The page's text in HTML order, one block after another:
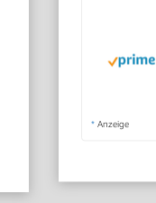
* Anzeige